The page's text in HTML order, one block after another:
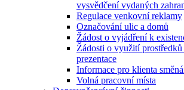
vysvědčení vydaných
Regulace venkovní reklamy
Označování ulic a domů
Žádost o vyjádření k
Žádosti o využití
prezentace
Informace pro klienta
Volná pracovní místa